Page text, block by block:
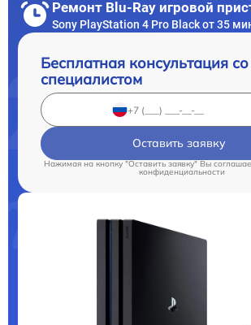
Ремонт Blu-Ray игровой
Sony PlayStation 4 Pro Black от 35
Бесплатная консультация со
специалистом
Оставить заявку
Нажимая на кнопку "Оставить заявку" Вы
конфиденциальности